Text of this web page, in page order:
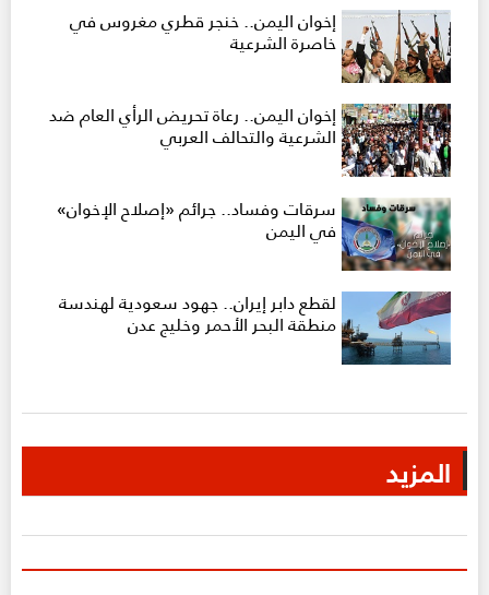
إخوان اليمن.. خنجر قطري مغروس في
خاصرة الشرعية
إخوان اليمن.. رعاة تحريض الرأي العام ضد
الشرعية والتحالف العربي
سرقات وفساد.. جرائم «إصلاح الإخوان»
في اليمن
لقطع دابر إيران.. جهود سعودية لهندسة
منطقة البحر الأحمر وخليج عدن
المزيد